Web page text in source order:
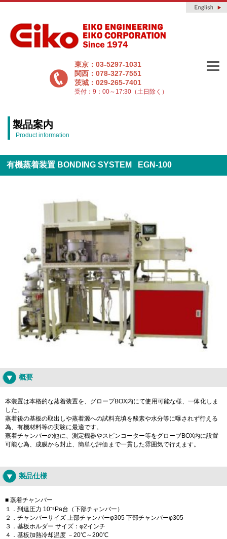
東京：03-5297-1031
関西：078-327-7551
茨城：029-265-7401
受付：9：00～17:30（土日除く）
製品案内
Product information
有機蒸着装置 BONDING SYSTEM EGN-100
概要
本装置は本格的な蒸着装置を、グローブBOX内にて使用可能な様、一体化しま
した。
蒸着後の基板の取出しや蒸着源への試料充填を酸素や水分等に曝されず行える
為、有機材料等の実験に最適です。
蒸着チャンバーの他に、測定機器やスピンコーター等をグローブBOX内に設置
可能な為、成膜から封止、簡単な評価まで一貫した雰囲気で行えます。
製品仕様
■ 蒸着チャンバー
１．到達圧力 10⁻⁵Pa台（下部チャンバー）
２．チャンバーサイズ 上部チャンバーφ305 下部チャンバーφ305
３．基板ホルダー サイズ：φ2インチ
４．基板加熱冷却温度 －20℃～200℃